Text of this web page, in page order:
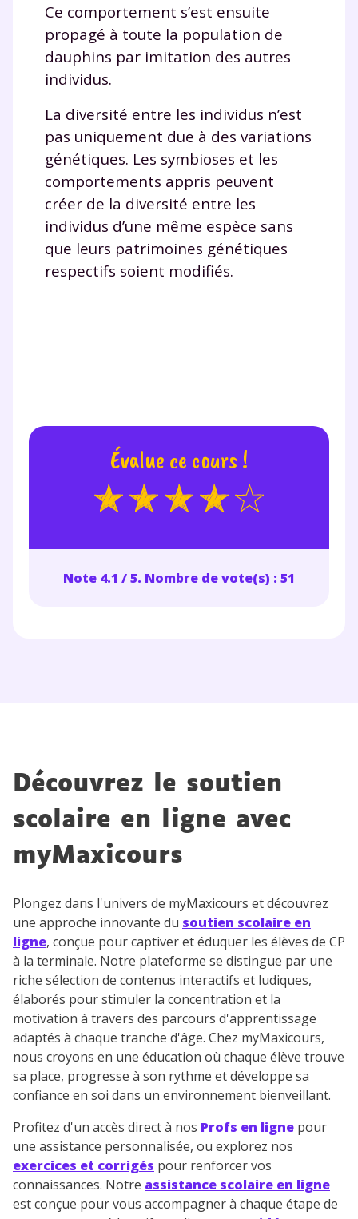
Ce comportement s’est ensuite
propagé à toute la population de
dauphins par imitation des autres
individus.
La diversité entre les individus n’est
pas uniquement due à des variations
génétiques. Les symbioses et les
comportements appris peuvent
créer de la diversité entre les
individus d’une même espèce sans
que leurs patrimoines génétiques
respectifs soient modifiés.
Évalue ce cours !
Note 4.1 / 5. Nombre de vote(s) : 51
Découvrez le soutien
scolaire en ligne avec
myMaxicours
Plongez dans l'univers de myMaxicours et découvrez
une approche innovante du soutien scolaire en
ligne, conçue pour captiver et éduquer les élèves de CP
à la terminale. Notre plateforme se distingue par une
riche sélection de contenus interactifs et ludiques,
élaborés pour stimuler la concentration et la
motivation à travers des parcours d'apprentissage
adaptés à chaque tranche d'âge. Chez myMaxicours,
nous croyons en une éducation où chaque élève trouve
sa place, progresse à son rythme et développe sa
confiance en soi dans un environnement bienveillant.
Profitez d'un accès direct à nos Profs en ligne pour
une assistance personnalisée, ou explorez nos
exercices et corrigés pour renforcer vos
connaissances. Notre assistance scolaire en ligne
est conçue pour vous accompagner à chaque étape de